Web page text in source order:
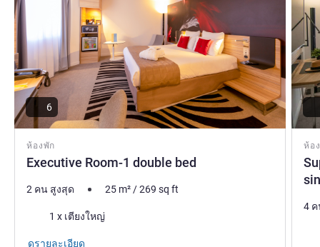
ห้องพัก
Executive Room-1 double bed
6
2 คน สูงสุด 25 m²/269 sq ft
เครื่องนอน
1 x เตียงใหญ่
ดูรายละเอียด
ห้อ
4